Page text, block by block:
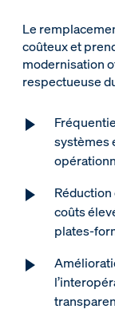
Le
coûteux et
modernisation
respectueuse
systèmes
coûts
plates-